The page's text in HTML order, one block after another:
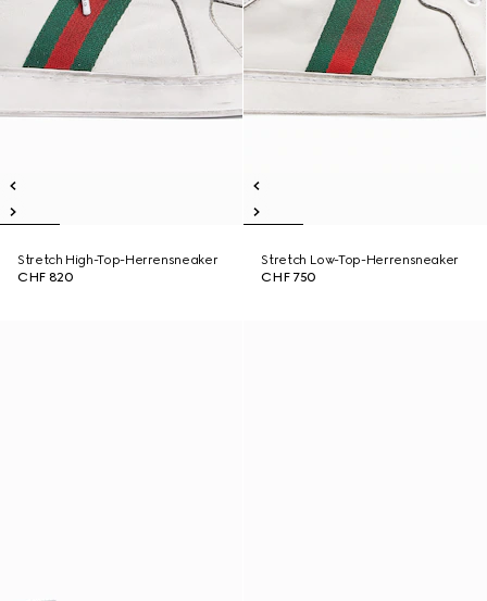
Stretch High-Top-Herrensneaker
CHF 820
Stretch Low-Top-Herrensneaker
CHF 750